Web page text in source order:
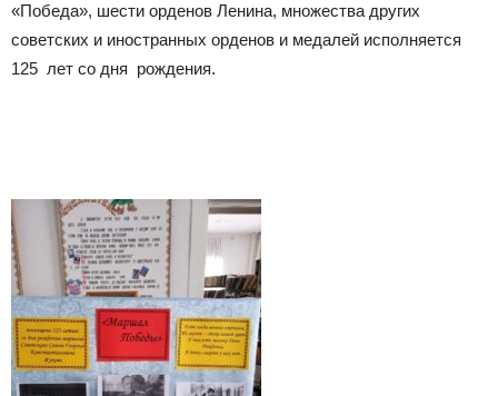
«Победа», шести орденов Ленина, множества других
советских и иностранных орденов и медалей исполняется
125 лет со дня рождения.